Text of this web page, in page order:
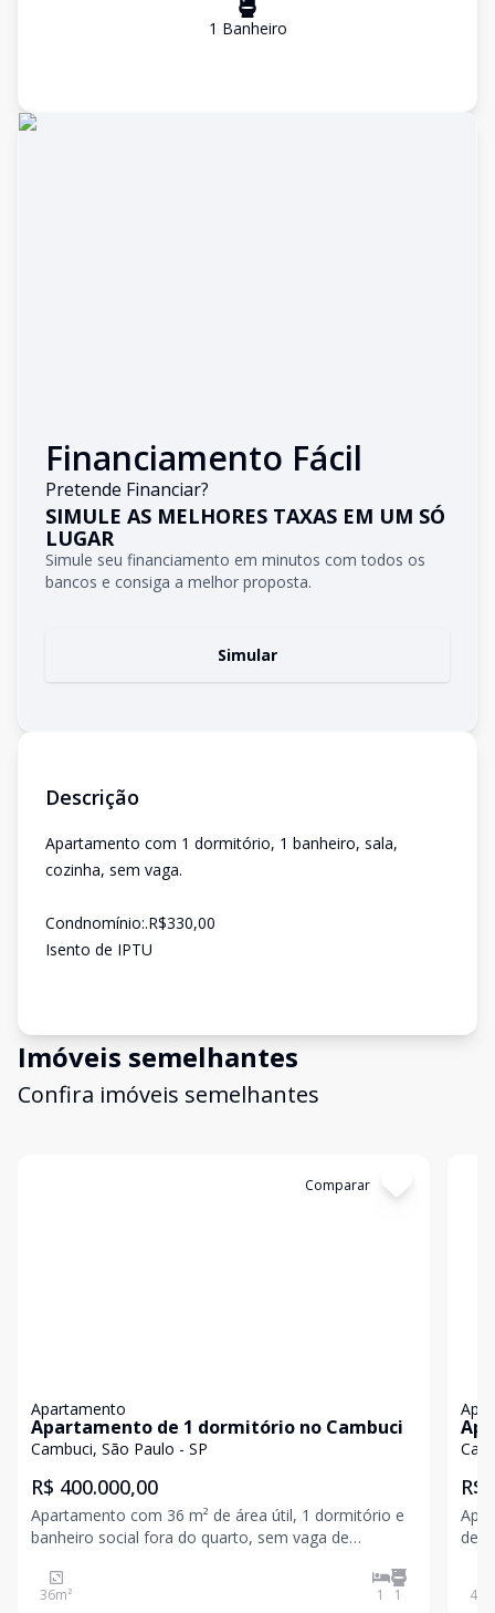
1 Banheiro
Financiamento Fácil
Pretende Financiar?
SIMULE AS MELHORES TAXAS EM UM SÓ
LUGAR
Simule seu financiamento em minutos com todos os
bancos e consiga a melhor proposta.
Simular
Descrição
Apartamento com 1 dormitório, 1 banheiro, sala,
cozinha, sem vaga.
Condnomínio:.R$330,00
Isento de IPTU
Imóveis semelhantes
Confira imóveis semelhantes
Comparar
Apartamento
Apartamento de 1 dormitório no Cambuci
Cambuci, São Paulo - SP
R$ 400.000,00
Apartamento com 36 m² de área útil, 1 dormitório e
banheiro social fora do quarto, sem vaga de
de TV, sala de jantar e escritório. Imóvel conta com
móveis planejados. Condomínio no valor de R$ 400,
36m² 1 1
R$
de
40